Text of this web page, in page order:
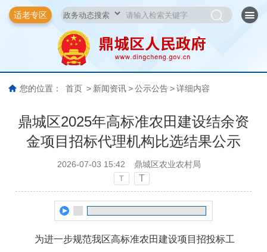
适老专区
您的位置： 首页 > 新闻资讯 > 公示公告 > 详细内容
鼎城区2025年高标准农田建设结余资
金项目招标代理机构比选结果公示
2026-07-03 15:42 鼎城区农业农村局
T T
为进一步规范我区高标准农田建设项目招投标工